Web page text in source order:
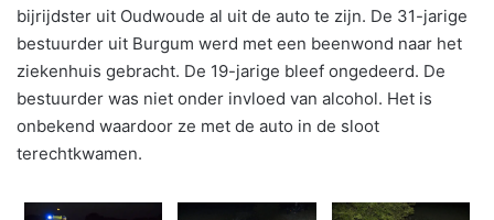
bijrijdster uit Oudwoude al uit de auto te zijn. De 31-jarige
bestuurder uit Burgum werd met een beenwond naar het
ziekenhuis gebracht. De 19-jarige bleef ongedeerd. De
bestuurder was niet onder invloed van alcohol. Het is
onbekend waardoor ze met de auto in de sloot
terechtkwamen.